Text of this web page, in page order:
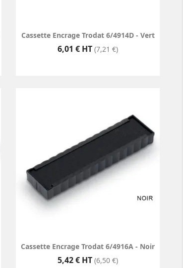
Cassette Encrage Trodat 6/4914D - Vert
Prix
6,01 € HT (7,21 €)
Cassette Encrage Trodat 6/4916A - Noir
Prix
5,42 € HT (6,50 €)